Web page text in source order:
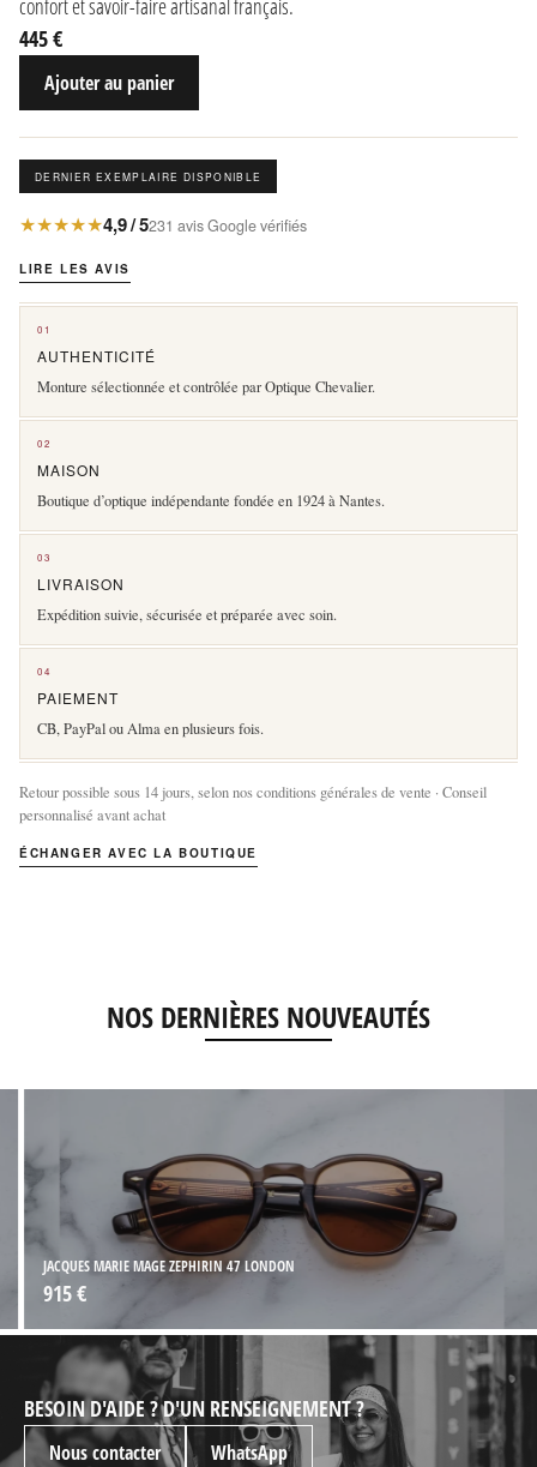
445 €
Ajouter au panier
DERNIER EXEMPLAIRE DISPONIBLE
★★★★★4,9 / 5231 avis Google vérifiés
LIRE LES AVIS
01
AUTHENTICITÉ
Monture sélectionnée et contrôlée par Optique Chevalier.
02
MAISON
Boutique d’optique indépendante fondée en 1924 à Nantes.
03
LIVRAISON
Expédition suivie, sécurisée et préparée avec soin.
04
PAIEMENT
CB, PayPal ou Alma en plusieurs fois.
Retour possible sous 14 jours, selon nos conditions générales de vente · Conseil
personnalisé avant achat
ÉCHANGER AVEC LA BOUTIQUE
NOS DERNIÈRES NOUVEAUTÉS
JACQUES MARIE MAGE ZEPHIRIN 47 LONDON
915 €
BESOIN D'AIDE ? D'UN RENSEIGNEMENT ?
Nous contacter WhatsApp